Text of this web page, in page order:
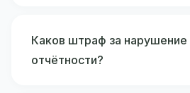
Каков штраф за нарушение
отчётности?